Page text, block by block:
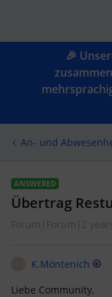
🎉
An- und
ANSWERED
Übertrag
Forum|Forum|2
K.Möntenich
Liebe Community,